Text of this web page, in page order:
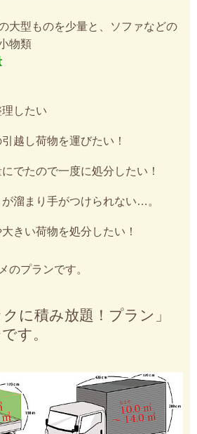
大型ものを少量と、ソファなどの
物類
したい
越し荷物を運びたい！
でたので一度に処分したい！
溜まり手がつけられない…。
きい荷物を処分したい！
のプランです。
に積み放題！プラン」
す。